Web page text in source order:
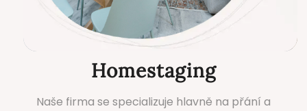
Homestaging
Naše firma se specializuje hlavně na přání a